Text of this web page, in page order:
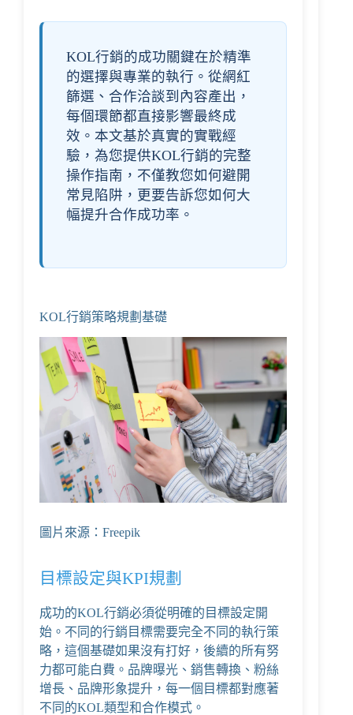
KOL行銷的成功關鍵在於精準
的選擇與專業的執行。從網紅
篩選、合作洽談到內容產出，
每個環節都直接影響最終成
效。本文基於真實的實戰經
驗，為您提供KOL行銷的完整
操作指南，不僅教您如何避開
常見陷阱，更要告訴您如何大
幅提升合作成功率。
KOL行銷策略規劃基礎
圖片來源：Freepik
目標設定與KPI規劃
成功的KOL行銷必須從明確的目標設定開
始。不同的行銷目標需要完全不同的執行策
略，這個基礎如果沒有打好，後續的所有努
力都可能白費。品牌曝光、銷售轉換、粉絲
增長、品牌形象提升，每一個目標都對應著
不同的KOL類型和合作模式。